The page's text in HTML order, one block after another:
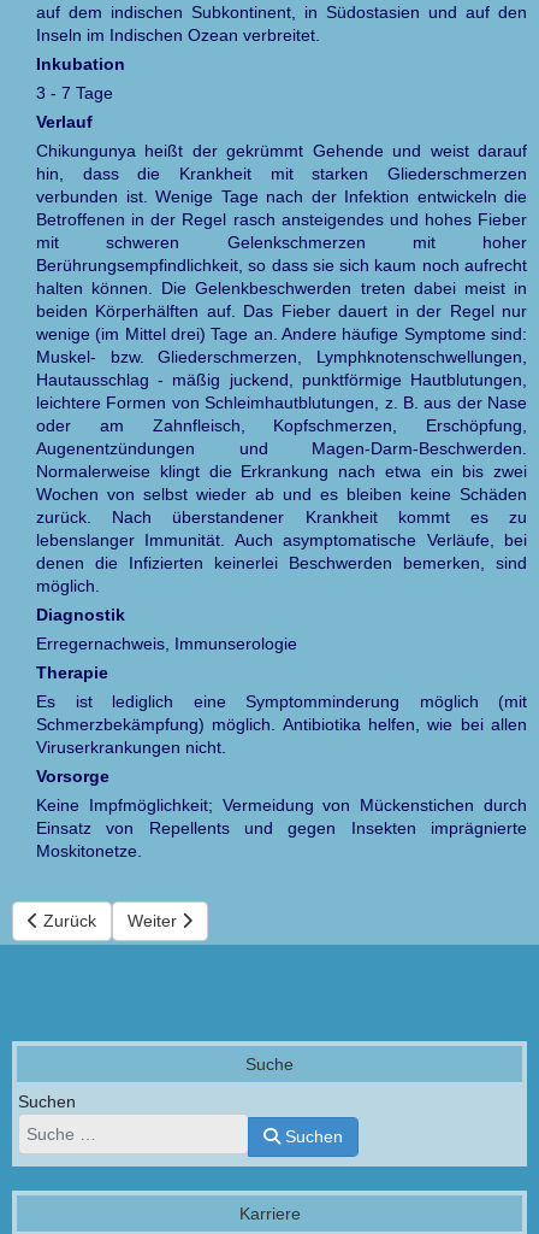
auf dem indischen Subkontinent, in Südostasien und auf den
Inseln im Indischen Ozean verbreitet.
Inkubation
3 - 7 Tage
Verlauf
Chikungunya heißt der gekrümmt Gehende und weist darauf
hin, dass die Krankheit mit starken Gliederschmerzen
verbunden ist. Wenige Tage nach der Infektion entwickeln die
Betroffenen in der Regel rasch ansteigendes und hohes Fieber
mit schweren Gelenkschmerzen mit hoher
Berührungsempfindlichkeit, so dass sie sich kaum noch aufrecht
halten können. Die Gelenkbeschwerden treten dabei meist in
beiden Körperhälften auf. Das Fieber dauert in der Regel nur
wenige (im Mittel drei) Tage an. Andere häufige Symptome sind:
Muskel- bzw. Gliederschmerzen, Lymphknotenschwellungen,
Hautausschlag - mäßig juckend, punktförmige Hautblutungen,
leichtere Formen von Schleimhautblutungen, z. B. aus der Nase
oder am Zahnfleisch, Kopfschmerzen, Erschöpfung,
Augenentzündungen und Magen-Darm-Beschwerden.
Normalerweise klingt die Erkrankung nach etwa ein bis zwei
Wochen von selbst wieder ab und es bleiben keine Schäden
zurück. Nach überstandener Krankheit kommt es zu
lebenslanger Immunität. Auch asymptomatische Verläufe, bei
denen die Infizierten keinerlei Beschwerden bemerken, sind
möglich.
Diagnostik
Erregernachweis, Immunserologie
Therapie
Es ist lediglich eine Symptomminderung möglich (mit
Schmerzbekämpfung) möglich. Antibiotika helfen, wie bei allen
Viruserkrankungen nicht.
Vorsorge
Keine Impfmöglichkeit; Vermeidung von Mückenstichen durch
Einsatz von Repellents und gegen Insekten imprägnierte
Moskitonetze.
Vorheriger Beitrag: Chagas-Krankheit (Trypanosomiasis)
Zurück Nächster Beitrag: Cholera
Weiter
Suche
Suchen
Suchen
Karriere